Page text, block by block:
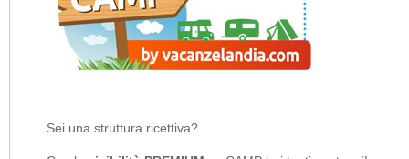
Sei una struttura ricettiva?